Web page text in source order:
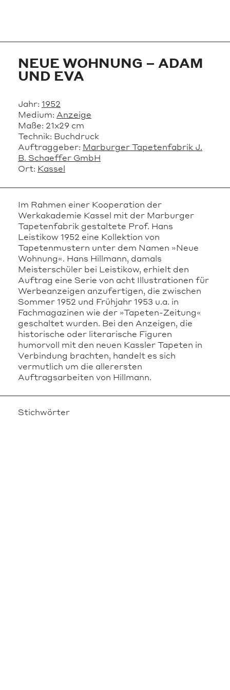
NEUE WOHNUNG – ADAM
UND EVA
Jahr: 1952
Medium: Anzeige
Maße: 21x29 cm
Technik: Buchdruck
Auftraggeber: Marburger Tapetenfabrik J.
B. Schaeffer GmbH
Ort: Kassel
Im Rahmen einer Kooperation der
Werkakademie Kassel mit der Marburger
Tapetenfabrik gestaltete Prof. Hans
Leistikow 1952 eine Kollektion von
Tapetenmustern unter dem Namen »Neue
Wohnung«. Hans Hillmann, damals
Meisterschüler bei Leistikow, erhielt den
Auftrag eine Serie von acht Illustrationen für
Werbeanzeigen anzufertigen, die zwischen
Sommer 1952 und Frühjahr 1953 u.a. in
Fachmagazinen wie der »Tapeten-Zeitung«
geschaltet wurden. Bei den Anzeigen, die
historische oder literarische Figuren
humorvoll mit den neuen Kassler Tapeten in
Verbindung brachten, handelt es sich
vermutlich um die allerersten
Auftragsarbeiten von Hillmann.
Stichwörter